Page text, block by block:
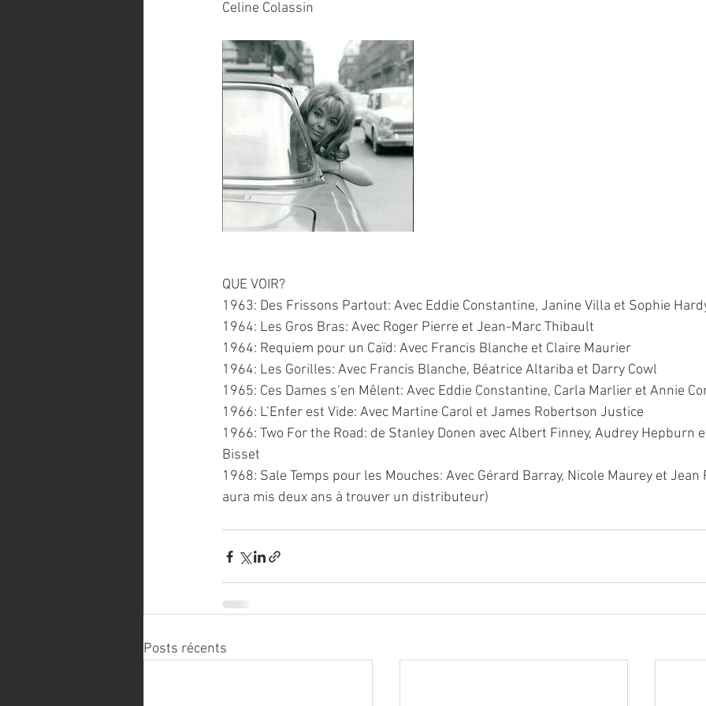
Celine Colassin
QUE VOIR?
1963: Des Frissons Partout: Avec Eddie Constantine, Janine Villa et Sophie
1964: Les Gros Bras: Avec Roger Pierre et Jean-Marc Thibault
1964: Requiem pour un Caïd: Avec Francis Blanche et Claire Maurier
1964: Les Gorilles: Avec Francis Blanche, Béatrice Altariba et Darry Cowl
1965: Ces Dames s’en Mêlent: Avec Eddie Constantine, Carla Marlier et Annie
1966: L’Enfer est Vide: Avec Martine Carol et James Robertson Justice
1966: Two For the Road: de Stanley Donen avec Albert Finney, Audrey Hepburn
Bisset
1968: Sale Temps pour les Mouches: Avec Gérard Barray, Nicole Maurey et
aura mis deux ans à trouver un distributeur)
Posts récents